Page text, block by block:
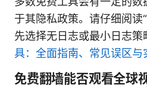
于其隐私政策。请仔细阅读
先选择无日志或最小日志策
具：全面指南、常见误区与
免费翻墙能否观看全球